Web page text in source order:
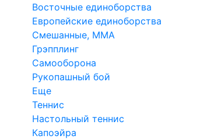
Восточные единоборства
Европейские единоборства
Смешанные, ММА
Грэпплинг
Самооборона
Рукопашный бой
Еще
Теннис
Настольный теннис
Капоэйра